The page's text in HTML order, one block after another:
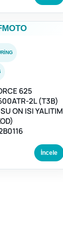
625
2L (T3B)
ON ISI YALITIM
İncele